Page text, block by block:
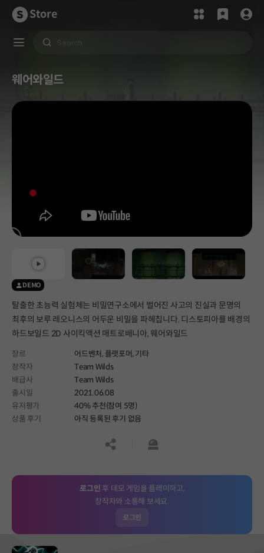
Store
웨어와일드
DEMO
탈출한 초능력 실험체는 비밀연구소에서 벌어진 사고의 진실과 문명의
최후의 보루 레오니스의 어두운 비밀을 파헤칩니다. 디스토피아를 배경의
하드보일드 2D 사이킥액션 매트로배니아, 웨어와일드
장르 어드벤처, 플랫포머,기타
창작자
Team Wilds
배급사
Team Wilds
출시일
2021.06.08
유저평가
40% 추천(참여 5명)
상품 후기
아직 등록된 후기 없음
공유하기신고하기
로그인 후 데모 게임을 플레이하고,
창작자와 소통해 보세요.
로그인